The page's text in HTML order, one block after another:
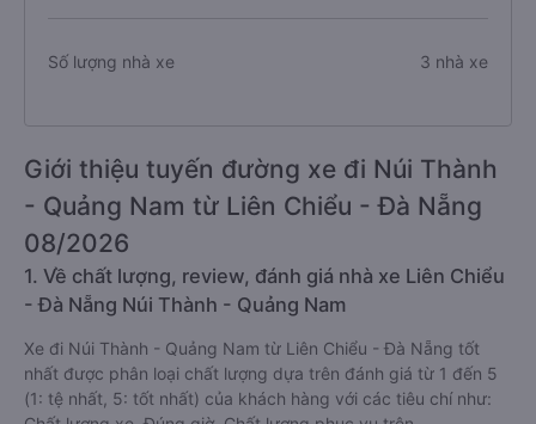
Số lượng nhà xe 3 nhà xe
Giới thiệu tuyến đường xe đi Núi Thành
- Quảng Nam từ Liên Chiểu - Đà Nẵng
08/2026
1. Về chất lượng, review, đánh giá nhà xe Liên Chiểu
- Đà Nẵng Núi Thành - Quảng Nam
Xe đi Núi Thành - Quảng Nam từ Liên Chiểu - Đà Nẵng tốt
nhất được phân loại chất lượng dựa trên đánh giá từ 1 đến 5
(1: tệ nhất, 5: tốt nhất) của khách hàng với các tiêu chí như: